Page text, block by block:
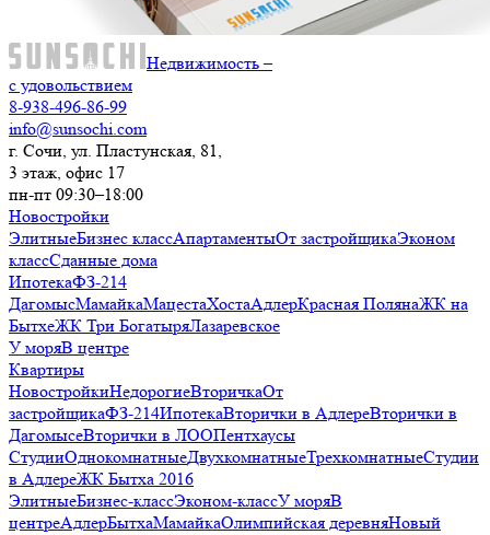
Недвижимость –
с удовольствием
8-938-496-86-99
info@sunsochi.com
г. Сочи, ул. Пластунская, 81,
3 этаж, офис 17
пн-пт 09:30–18:00
Новостройки
ЭлитныеБизнес классАпартаментыОт застройщикаЭконом
классСданные дома
ИпотекаФЗ-214
ДагомысМамайкаМацестаХостаАдлерКрасная ПолянаЖК на
БытхеЖК Три БогатыряЛазаревское
У моряВ центре
Квартиры
НовостройкиНедорогиеВторичкаОт
застройщикаФЗ-214ИпотекаВторички в АдлереВторички в
ДагомысеВторички в ЛООПентхаусы
СтудииОднокомнатныеДвухкомнатныеТрехкомнатныеСтудии
в АдлереЖК Бытха 2016
ЭлитныеБизнес-классЭконом-классУ моряВ
центреАдлерБытхаМамайкаОлимпийская деревняНовый